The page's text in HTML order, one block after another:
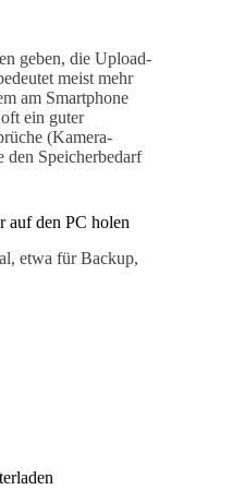
geben, die Upload-
meist mehr
am Smartphone
ein guter
(Kamera-
den Speicherbedarf
auf den PC holen
etwa für Backup,